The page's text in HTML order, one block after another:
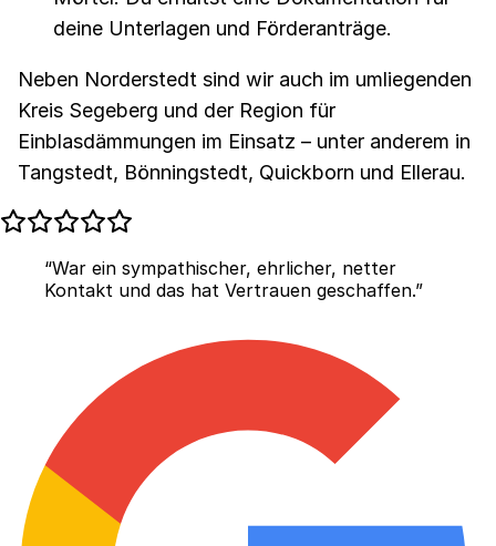
deine Unterlagen und Förderanträge.
Neben Norderstedt sind wir auch im umliegenden
Kreis Segeberg und der Region für
Einblasdämmungen im Einsatz – unter anderem in
Tangstedt, Bönningstedt, Quickborn und Ellerau.
“War ein sympathischer, ehrlicher, netter
Kontakt und das hat Vertrauen geschaffen.”